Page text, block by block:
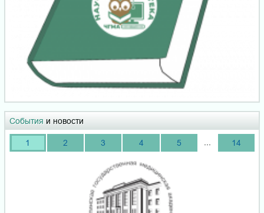
События и новости
1 2 3 4 5 14